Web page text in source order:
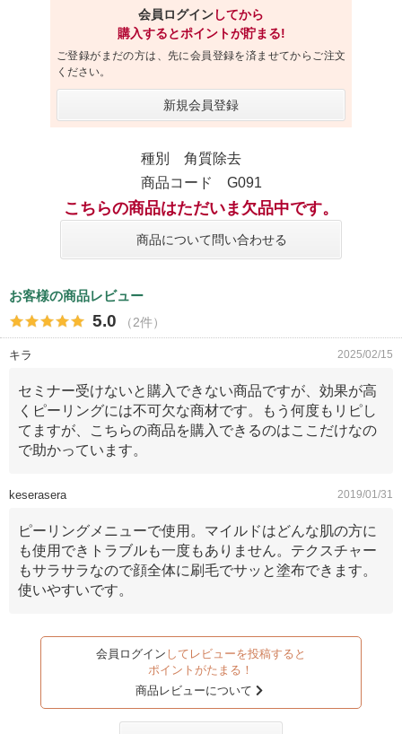
会員ログインしてから
購入するとポイントが貯まる!
ご登録がまだの方は、先に会員登録を済ませてからご注文
ください。
新規会員登録
種別 角質除去
商品コード G091
こちらの商品はただいま欠品中です。
商品について問い合わせる
お客様の商品レビュー
5.0 （2件）
キラ 2025/02/15
セミナー受けないと購入できない商品ですが、効果が高
くピーリングには不可欠な商材です。もう何度もリピし
てますが、こちらの商品を購入できるのはここだけなの
で助かっています。
keserasera 2019/01/31
ピーリングメニューで使用。マイルドはどんな肌の方に
も使用できトラブルも一度もありません。テクスチャー
もサラサラなので顔全体に刷毛でサッと塗布できます。
使いやすいです。
会員ログイン してレビューを投稿すると
ポイントがたまる！
商品レビューについて